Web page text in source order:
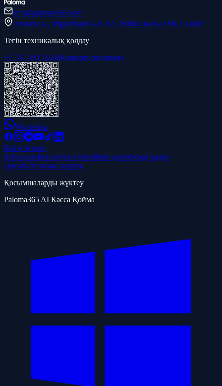
info@paloma365.com
Алматы қ., Мұратбаев к-сі, 62 / Жібек жолы 188, 1 қабат
Тегін техникалық қолдау
+7 747 391 26 66Қоңырау шалыңыз
WhatsApp
Білім базасы
БайланысҚосылуға өтінімЖеке деректерді өңдеу
саясатыҰсыныс шарты
Қосымшаларды жүктеу
Paloma365 AI Касса Қойма